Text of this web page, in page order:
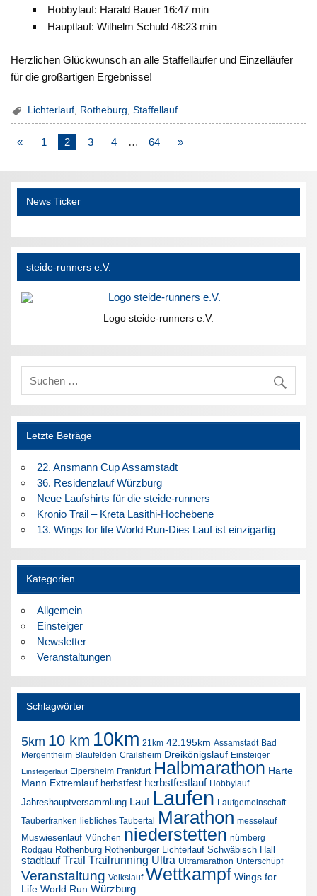
Hobbylauf: Harald Bauer 16:47 min
Hauptlauf: Wilhelm Schuld 48:23 min
Herzlichen Glückwunsch an alle Staffelläufer und Einzelläufer
für die großartigen Ergebnisse!
Lichterlauf, Rotheburg,Staffellauf
« 1 2 3 4 … 64 »
News Ticker
steide-runners e.V.
Logo steide-runners e.V.
Letzte Beträge
22. Ansmann Cup Assamstadt
36. Residenzlauf Würzburg
Neue Laufshirts für die steide-runners
Kronio Trail – Kreta Lasithi-Hochebene
13. Wings for life World Run-Dies Lauf ist einzigartig
Kategorien
Allgemein
Einsteiger
Newsletter
Veranstaltungen
Schlagwörter
5km 10 km 10km 21km 42.195km Assamstadt Bad
Mergentheim Blaufelden Crailsheim Dreikönigslauf Einsteiger
Einsteigerlauf Elpersheim Frankfurt Halbmarathon Harte
Mann Extremlauf herbstfest herbstfestlauf Hobbylauf
Jahreshauptversammlung Lauf Laufen
Laufgemeinschaft
Tauberfranken
liebliches Taubertal Marathon messelauf
Muswiesenlauf München niederstetten nürnberg
Rodgau Rothenburg Rothenburger Lichterlauf Schwäbisch Hall
stadtlauf Trail Trailrunning Ultra Ultramarathon Unterschüpf
Veranstaltung Volkslauf Wettkampf Wings for
Life World Run Würzburg